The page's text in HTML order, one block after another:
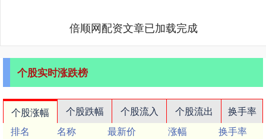
倍顺网配资文章已加载完成
个股实时涨跌榜
个股涨幅 个股跌幅 个股流入 个股流出
换手率
排名
名称 最新价 涨幅
换手率